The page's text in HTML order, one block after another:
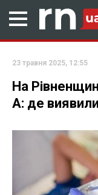
23 травня 2025, 12:55
На
А: де